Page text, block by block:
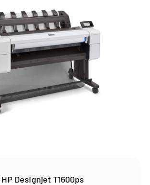
HP Designjet T1600ps